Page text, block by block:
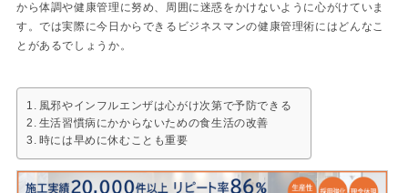
から体調や健康管理に努め、周囲に迷惑をかけないように心がけていま
す。では実際に今日からできるビジネスマンの健康管理術にはどんなこ
とがあるでしょうか。
風邪やインフルエンザは心がけ次第で予防できる
生活習慣病にかからないための食生活の改善
時には早めに休むことも重要